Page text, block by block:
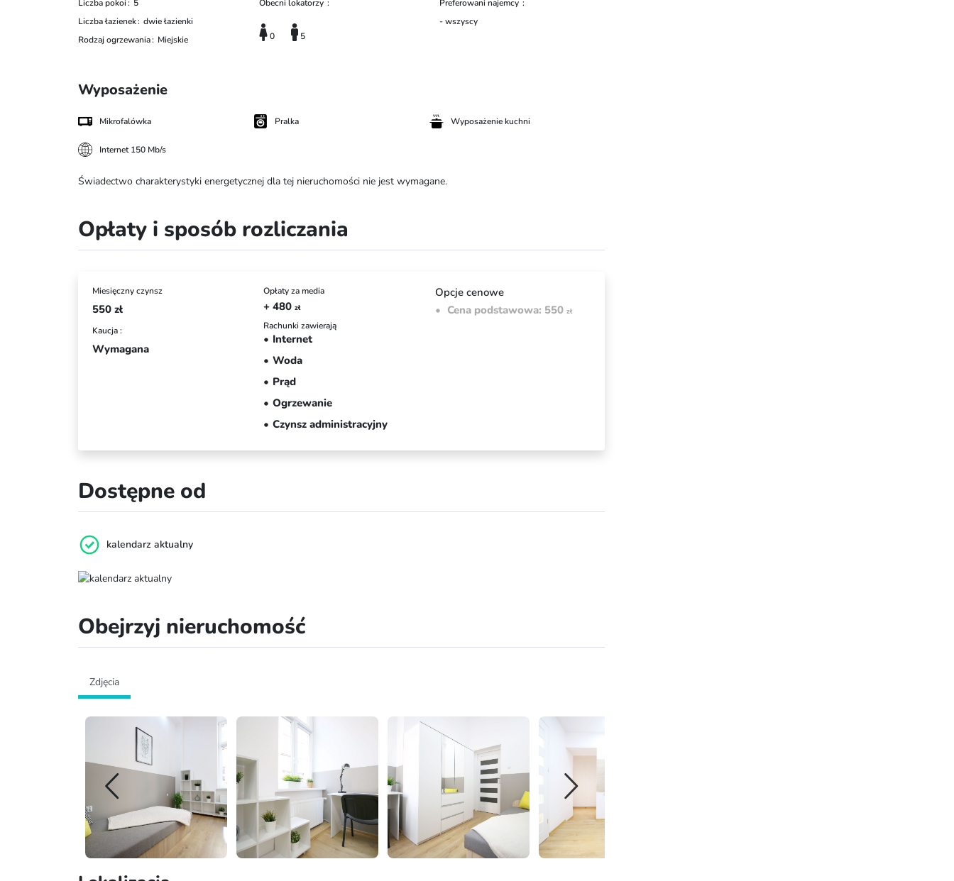
Liczba pokoi
5
Liczba łazienek
dwie łazienki
Rodzaj ogrzewania
Miejskie
Obecni lokatorzy
0 5
Preferowani najemcy
- wszyscy
Wyposażenie
Mikrofalówka Pralka Wyposażenie kuchni
Internet 150 Mb/s
Świadectwo charakterystyki energetycznej dla tej nieruchomości nie jest wymagane.
Opłaty i sposób rozliczania
Miesięczny czynsz
550 zł
Kaucja :
Wymagana
Opłaty za media
+ 480zł
Rachunki zawierają
Internet
Woda
Prąd
Ogrzewanie
Czynsz administracyjny
Opcje cenowe
Cena podstawowa: 550 zł
Dostępne od
kalendarz aktualny
Obejrzyj nieruchomość
Zdjęcia